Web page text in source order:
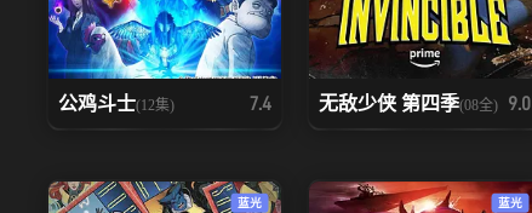
公鸡斗士(12集) 7.4 无敌少侠 第四季(08全) 9.0
蓝光 蓝光